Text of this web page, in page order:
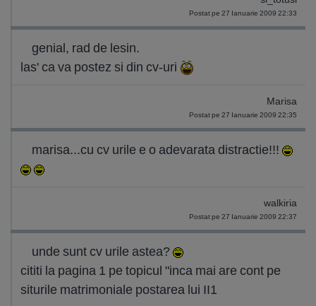
Postat pe 27 Ianuarie 2009 22:33
genial, rad de lesin.
las' ca va postez si din cv-uri
Marisa
Postat pe 27 Ianuarie 2009 22:35
marisa...cu cv urile e o adevarata distractie!!!
walkiria
Postat pe 27 Ianuarie 2009 22:37
unde sunt cv urile astea?
cititi la pagina 1 pe topicul "inca mai are cont pe
siturile matrimoniale postarea lui II1